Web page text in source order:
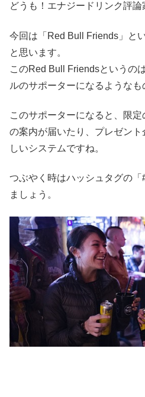
どうも！エナジードリンク評論
今回は「Red Bull Friends」と
と思います。
このRed Bull Friendsというの
ルのサポーターになるようなも
このサポーターになると、限
の案内が届いたり、プレゼン
しいシステムですね。
つぶやく時はハッシュタグの
ましょう。